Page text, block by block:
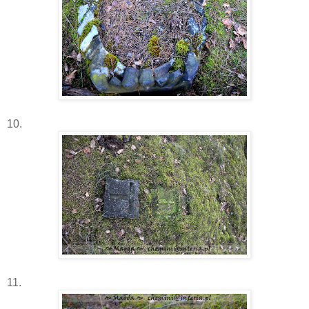
10.
11.